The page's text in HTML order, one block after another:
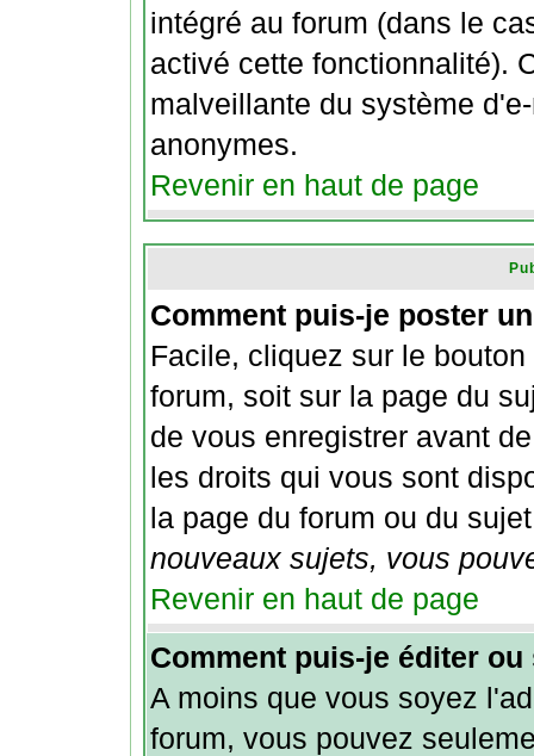
intégré au forum (dans le
activé cette fonctionnalité).
malveillante du système
anonymes.
Revenir en haut de page
Comment puis-je poster
Facile, cliquez sur le
forum, soit sur la page du
de vous enregistrer avant
les droits qui vous sont
la page du forum ou du
nouveaux sujets, vous
Revenir en haut de page
Comment puis-je éditer
A moins que vous soyez
forum, vous pouvez